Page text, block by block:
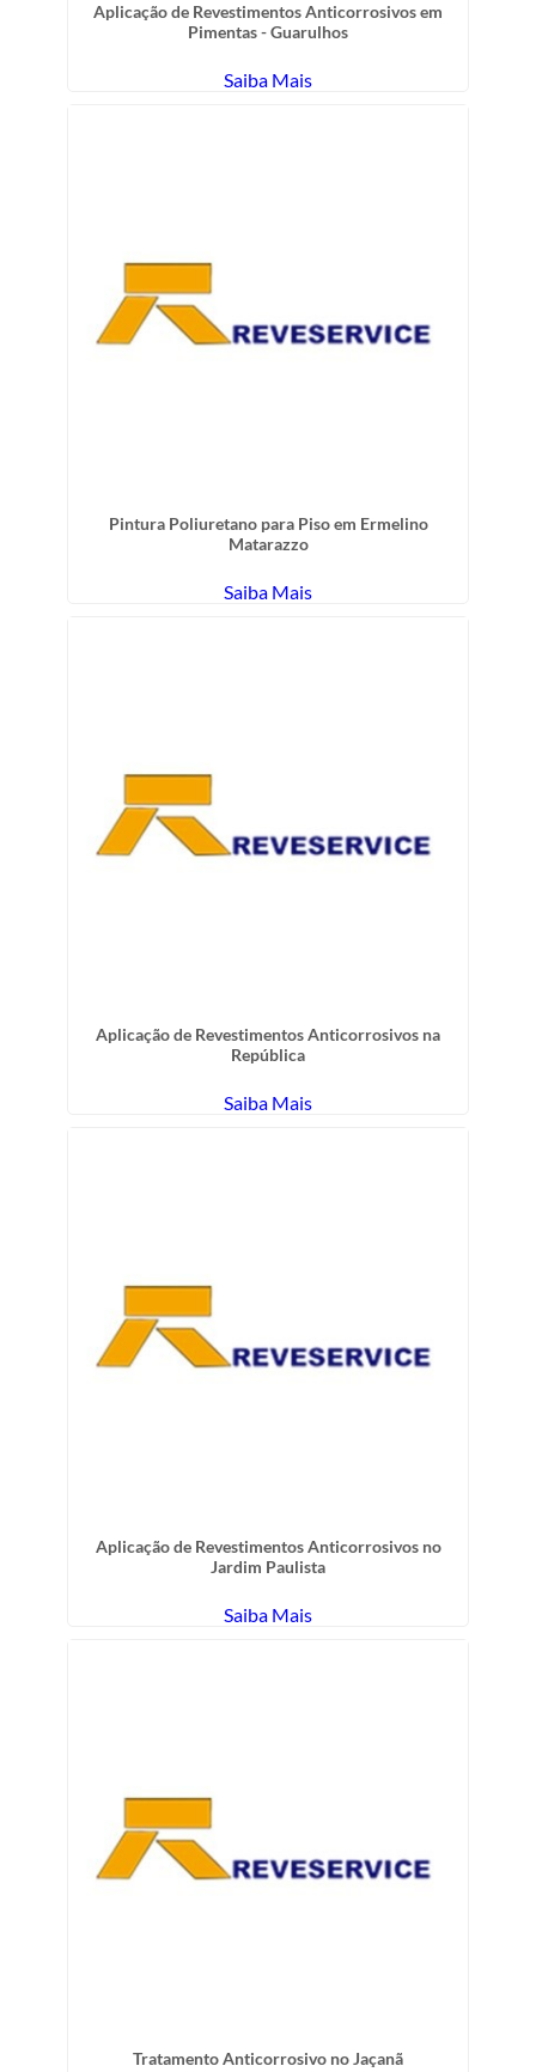
Aplicação de Revestimentos Anticorrosivos em
Pimentas - Guarulhos
Saiba Mais
Pintura Poliuretano para Piso em Ermelino
Matarazzo
Saiba Mais
Aplicação de Revestimentos Anticorrosivos na
República
Saiba Mais
Aplicação de Revestimentos Anticorrosivos no
Jardim Paulista
Saiba Mais
Tratamento Anticorrosivo no Jaçanã